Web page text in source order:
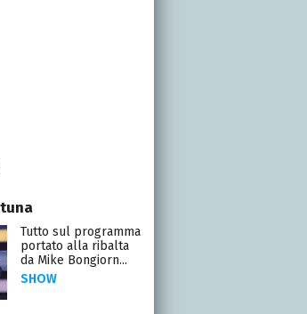
Tutto sul programma
portato alla ribalta
da Mike Bongiorn...
SHOW